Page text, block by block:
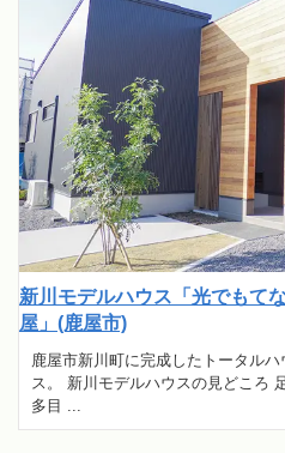
新川モデルハウス「光でもて
屋」(鹿屋市)
鹿屋市新川町に完成したトータル
ス。 新川モデルハウスの見どころ
多目 ...